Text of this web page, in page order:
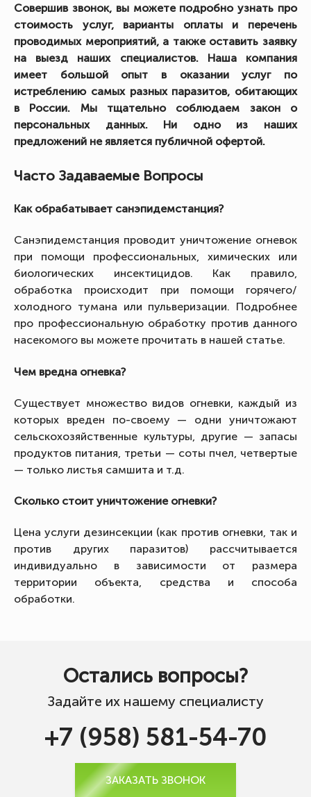
Совершив звонок, вы можете подробно узнать про
стоимость услуг, варианты оплаты и перечень
проводимых мероприятий, а также оставить заявку
на выезд наших специалистов. Наша компания
имеет большой опыт в оказании услуг по
истреблению самых разных паразитов, обитающих
в России. Мы тщательно соблюдаем закон о
персональных данных. Ни одно из наших
предложений не является публичной офертой.
Часто Задаваемые Вопросы
Как обрабатывает санэпидемстанция?
Санэпидемстанция проводит уничтожение огневок
при помощи профессиональных, химических или
биологических инсектицидов. Как правило,
обработка происходит при помощи горячего/
холодного тумана или пульверизации. Подробнее
про профессиональную обработку против данного
насекомого вы можете прочитать в нашей статье.
Чем вредна огневка?
Существует множество видов огневки, каждый из
которых вреден по-своему — одни уничтожают
сельскохозяйственные культуры, другие — запасы
продуктов питания, третьи — соты пчел, четвертые
— только листья самшита и т.д.
Сколько стоит уничтожение огневки?
Цена услуги дезинсекции (как против огневки, так и
против других паразитов) рассчитывается
индивидуально в зависимости от размера
территории объекта, средства и способа
обработки.
Остались вопросы?
Задайте их нашему специалисту
+7 (958) 581-54-70
ЗАКАЗАТЬ ЗВОНОК